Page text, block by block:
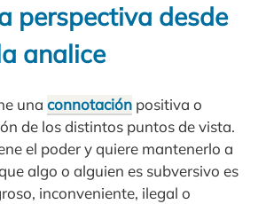
perspectiva desde
analice
una connotación positiva o
de los distintos puntos de vista.
el poder y quiere mantenerlo a
algo o alguien es subversivo es
inconveniente, ilegal o